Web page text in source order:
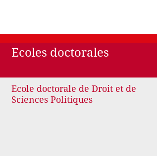
Ecoles doctorales
Ecole doctorale de Droit et de
Sciences Politiques